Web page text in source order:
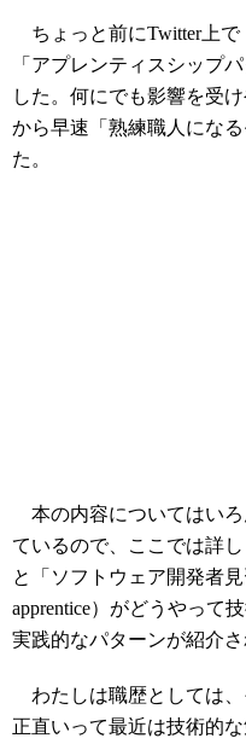
ちょっと前にTwitter上で
「アプレンティスシップ
した。何にでも影響を受
から早速「熟練職人にな
た。
本の内容についてはい
ているので、ここでは詳
と「ソフトウェア開発者
apprentice）がどうやって
実践的なパターンが紹介さ
わたしは職歴としては、
正直いって最近は技術的